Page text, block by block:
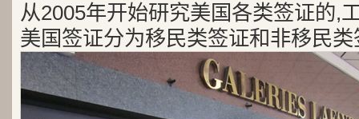
从2005年开始研究美国各类签证的,
美国签证分为移民类签证和非移民